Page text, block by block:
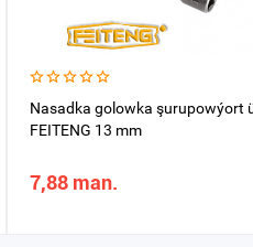
Nasadka golowka şurupowýort
FEITENG 13 mm
7,88 man.